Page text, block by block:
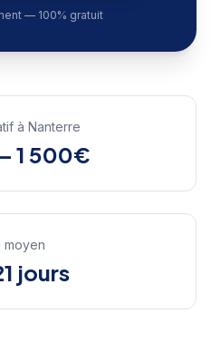
— 100% gratuit
à Nanterre
1 500€
moyen
jours